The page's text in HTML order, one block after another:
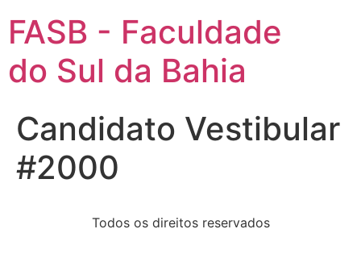
FASB - Faculdade
do Sul da Bahia
Candidato Vestibular
#2000
Todos os direitos reservados